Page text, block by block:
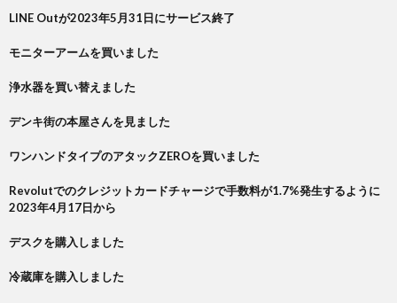
LINE Outが2023年5月31日にサービス終了
モニターアームを買いました
浄水器を買い替えました
デンキ街の本屋さんを見ました
ワンハンドタイプのアタックZEROを買いました
Revolutでのクレジットカードチャージで手数料が1.7%発生するように
2023年4月17日から
デスクを購入しました
冷蔵庫を購入しました